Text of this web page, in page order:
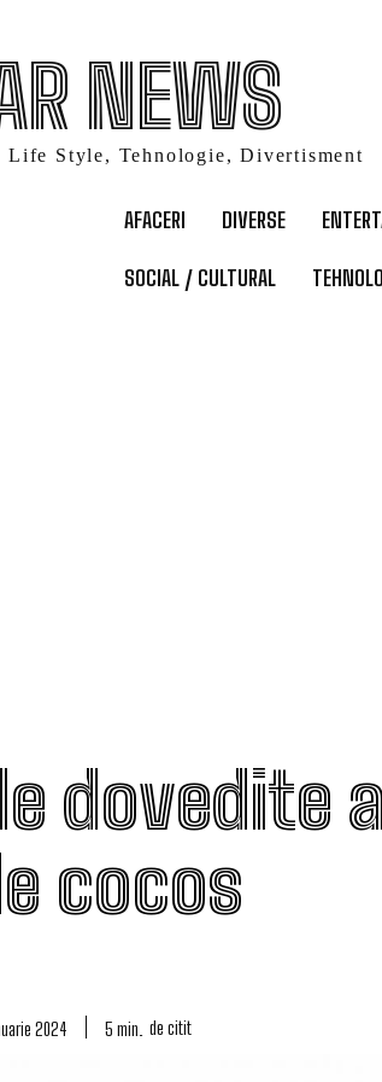
NEWS
Life Style, Tehnologie, Divertisment
AFACERI DIVERSE
SOCIAL / CULTURAL
dovedite
cocos
2024 5 min. de citit